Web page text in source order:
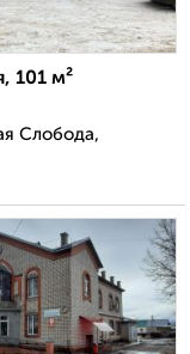
101 м²
Слобода,